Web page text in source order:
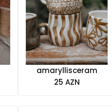
amaryllisceram
25 AZN